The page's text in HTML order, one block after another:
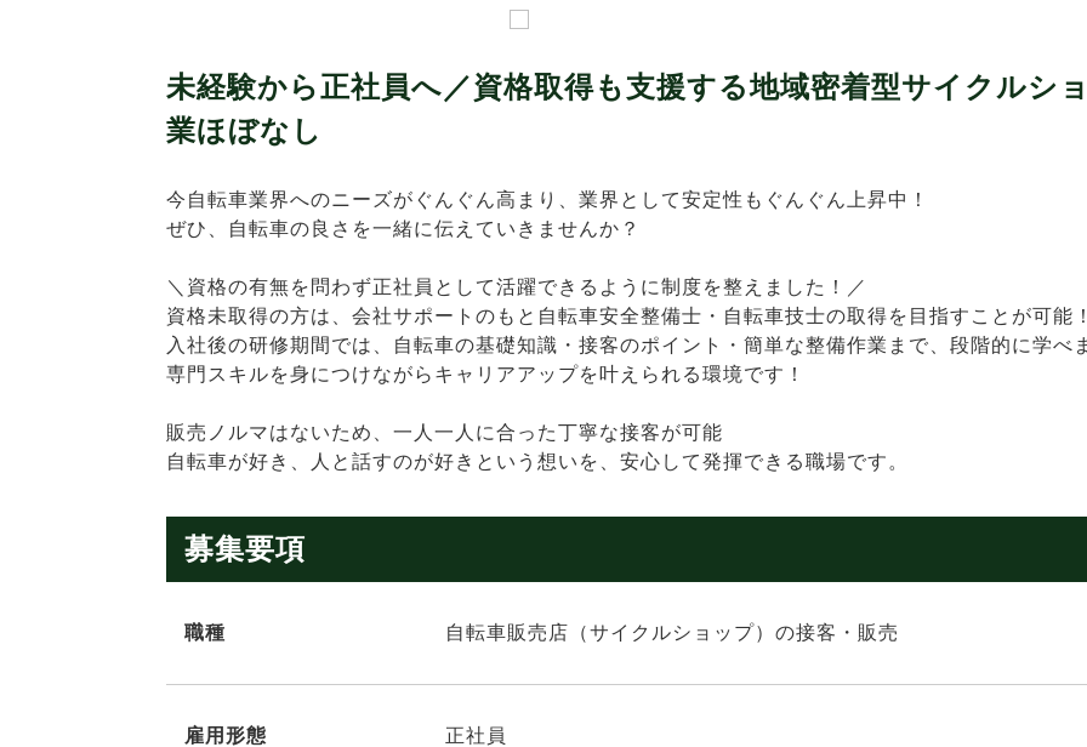
未経験から正社員へ／資格取得も支援する地域密着型サイクルシ
業ほぼなし
今自転車業界へのニーズがぐんぐん高まり、業界として安定性もぐんぐん上昇中！
ぜひ、自転車の良さを一緒に伝えていきませんか？
＼資格の有無を問わず正社員として活躍できるように制度を整えました！／
資格未取得の方は、会社サポートのもと自転車安全整備士・自転車技士の取得を目指すことが可能
入社後の研修期間では、自転車の基礎知識・接客のポイント・簡単な整備作業まで、段階的に学べ
専門スキルを身につけながらキャリアアップを叶えられる環境です！
販売ノルマはないため、一人一人に合った丁寧な接客が可能
自転車が好き、人と話すのが好きという想いを、安心して発揮できる職場です。
募集要項
職種 自転車販売店（サイクルショップ）の接客・販売
雇用形態 正社員